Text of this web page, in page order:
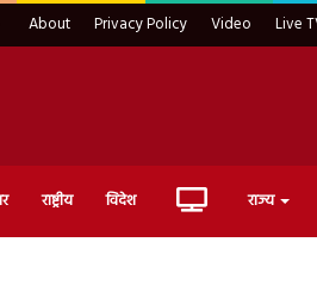
About Privacy Policy Video Live
राष्ट्रीय विदेश Live राज्य